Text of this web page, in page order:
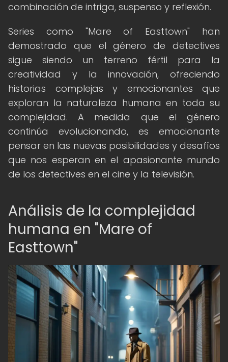
combinación de intriga, suspenso y reflexión.
Series como "Mare of Easttown" han
demostrado que el género de detectives
sigue siendo un terreno fértil para la
creatividad y la innovación, ofreciendo
historias complejas y emocionantes que
exploran la naturaleza humana en toda su
complejidad. A medida que el género
continúa evolucionando, es emocionante
pensar en las nuevas posibilidades y desafíos
que nos esperan en el apasionante mundo
de los detectives en el cine y la televisión.
Análisis de la complejidad
humana en "Mare of
Easttown"